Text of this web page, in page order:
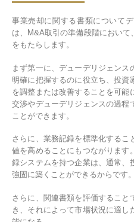
事業売却に関する書類について
は、M&A取引の準備段階において
をもたらします。
まず第一に、デューデリジェン
明確に把握するのに役立ち、投資
を調整または改善することを可能
交渉やデューデリジェンスの過程
ことができます。
さらに、業務記録を標準化するこ
値を高めることにもつながります
録システムを持つ企業は、通常、
強固に築くことができるからです。
さらに、関連書類を評価すること
き、それによって市場状況に適